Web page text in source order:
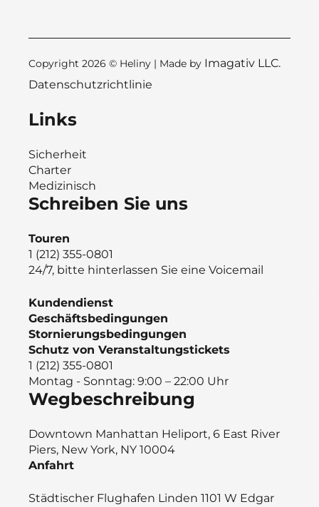
Copyright 2026 © Heliny | Made by Imagativ LLC.
Datenschutzrichtlinie
Links
Sicherheit
Charter
Medizinisch
Schreiben Sie uns
Touren
1 (212) 355-0801
24/7, bitte hinterlassen Sie eine Voicemail
Kundendienst
Geschäftsbedingungen
Stornierungsbedingungen
Schutz von Veranstaltungstickets
1 (212) 355-0801
Montag - Sonntag: 9:00 – 22:00 Uhr
Wegbeschreibung
Downtown Manhattan Heliport, 6 East River
Piers, New York, NY 10004
Anfahrt
Städtischer Flughafen Linden 1101 W Edgar